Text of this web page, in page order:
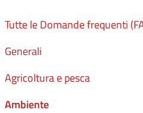
Tutte le Domande frequenti
Generali
Agricoltura e pesca
Ambiente